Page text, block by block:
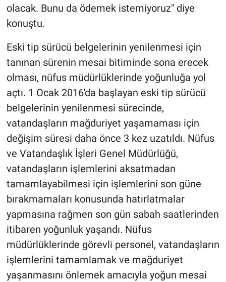
olacak. Bunu da ödemek istemiyoruz" diye
konuştu.
Eski tip sürücü belgelerinin yenilenmesi için
tanınan sürenin mesai bitiminde sona erecek
olması, nüfus müdürlüklerinde yoğunluğa yol
açtı. 1 Ocak 2016'da başlayan eski tip sürücü
belgelerinin yenilenmesi sürecinde,
vatandaşların mağduriyet yaşamaması için
değişim süresi daha önce 3 kez uzatıldı. Nüfus
ve Vatandaşlık İşleri Genel Müdürlüğü,
vatandaşların işlemlerini aksatmadan
tamamlayabilmesi için işlemlerini son güne
bırakmamaları konusunda hatırlatmalar
yapmasına rağmen son gün sabah saatlerinden
itibaren yoğunluk yaşandı. Nüfus
müdürlüklerinde görevli personel, vatandaşların
işlemlerini tamamlamak ve mağduriyet
yaşanmasını önlemek amacıyla yoğun mesai